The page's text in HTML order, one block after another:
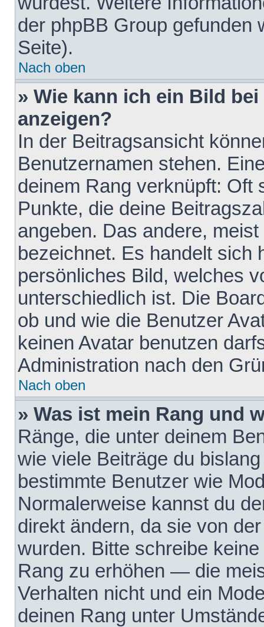
der phpBB Group gefunden
Seite).
Nach oben
» Wie kann ich ein Bild
anzeigen?
In der Beitragsansicht
Benutzernamen stehen.
deinem Rang verknüpft: Oft
Punkte, die deine
angeben. Das andere,
bezeichnet. Es handelt sich
persönliches Bild, welches
unterschiedlich ist. Die
ob und wie die Benutzer
keinen Avatar benutzen
Administration nach den
Nach oben
» Was ist mein Rang und
Ränge, die unter deinem
wie viele Beiträge du
bestimmte Benutzer wie
Normalerweise kannst du
direkt ändern, da sie von
wurden. Bitte schreibe
Rang zu erhöhen — die
Verhalten nicht und ein
deinen Rang unter